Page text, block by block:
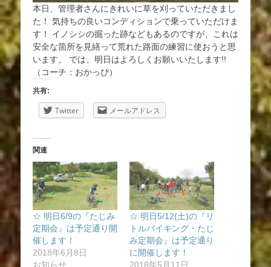
本日、管理者さんにきれいに草を刈っていただきまし
た！ 気持ちの良いコンディションで乗っていただけま
す！ イノシシの掘った跡などもあるのですが、これは
安全な箇所を見繕って荒れた路面の練習に使おうと思
います。 では、明日はよろしくお願いいたします!!
（コーチ：おかっぴ）
共有:
Twitter メールアドレス
関連
☆ 明日6/9の『たじみ
定期会』は予定通り開
催します！
2018年6月8日
お知らせ
☆ 明日5/12(土)の『リ
トルバイキング・たじ
み定期会』は予定通り
に開催します！
2018年5月11日